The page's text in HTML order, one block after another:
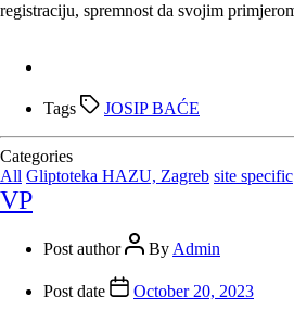
registraciju, spremnost da svojim
Tags JOSIP BAĆE
Categories
All Gliptoteka HAZU, Zagreb site specific
VP
Post author By Admin
Post date
October 20, 2023